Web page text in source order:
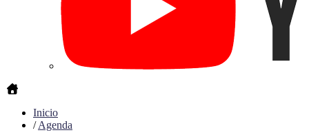
Inicio
/Agenda